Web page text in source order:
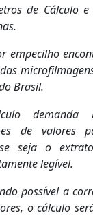
de Cálculo
empecilho
Brasil.
demanda
de valores
seja o
legível.
possível a
o cálculo